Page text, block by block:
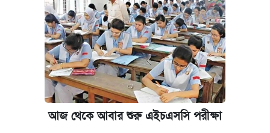
আজ থেকে আবার শুরু এইচএসসি পরীক্ষা